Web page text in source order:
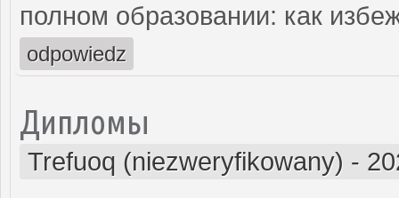
полном образовании: как
odpowiedz
Дипломы
Trefuoq (niezweryfikowany) -